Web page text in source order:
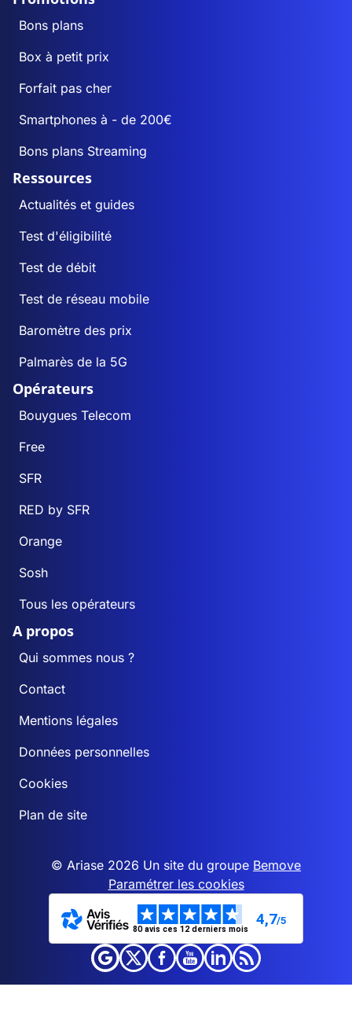
Bons plans
Box à petit prix
Forfait pas cher
Smartphones à - de 200€
Bons plans Streaming
Ressources
Actualités et guides
Test d'éligibilité
Test de débit
Test de réseau mobile
Baromètre des prix
Palmarès de la 5G
Opérateurs
Bouygues Telecom
Free
SFR
RED by SFR
Orange
Sosh
Tous les opérateurs
A propos
Qui sommes nous ?
Contact
Mentions légales
Données personnelles
Cookies
Plan de site
© Ariase 2026 Un site du groupe Bemove
Paramétrer les cookies
80 avis ces 12 derniers mois
4,7/5